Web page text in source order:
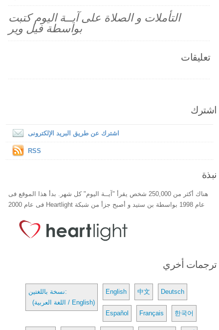
التأملات و الصلاة على آيــة اليوم كتبت
بواسطة فيل وير
تعليقات
اشترك
اشترك عن طريق البريد الإلكترونى
RSS
نبذة
هناك أكثر من 250,000 شخص يقرأ "آيــة اليوم" كل شهر. بدأ هذا الموقع فى
عام 1998 بواسطة بن ستيد و أصبح جزأ من شبكة Heartlight فى عام 2000
ترجمات أخري
نسخة باللغتين:
(اللغة العربية / English)
English 中文 Deutsch
Español Français 한국어